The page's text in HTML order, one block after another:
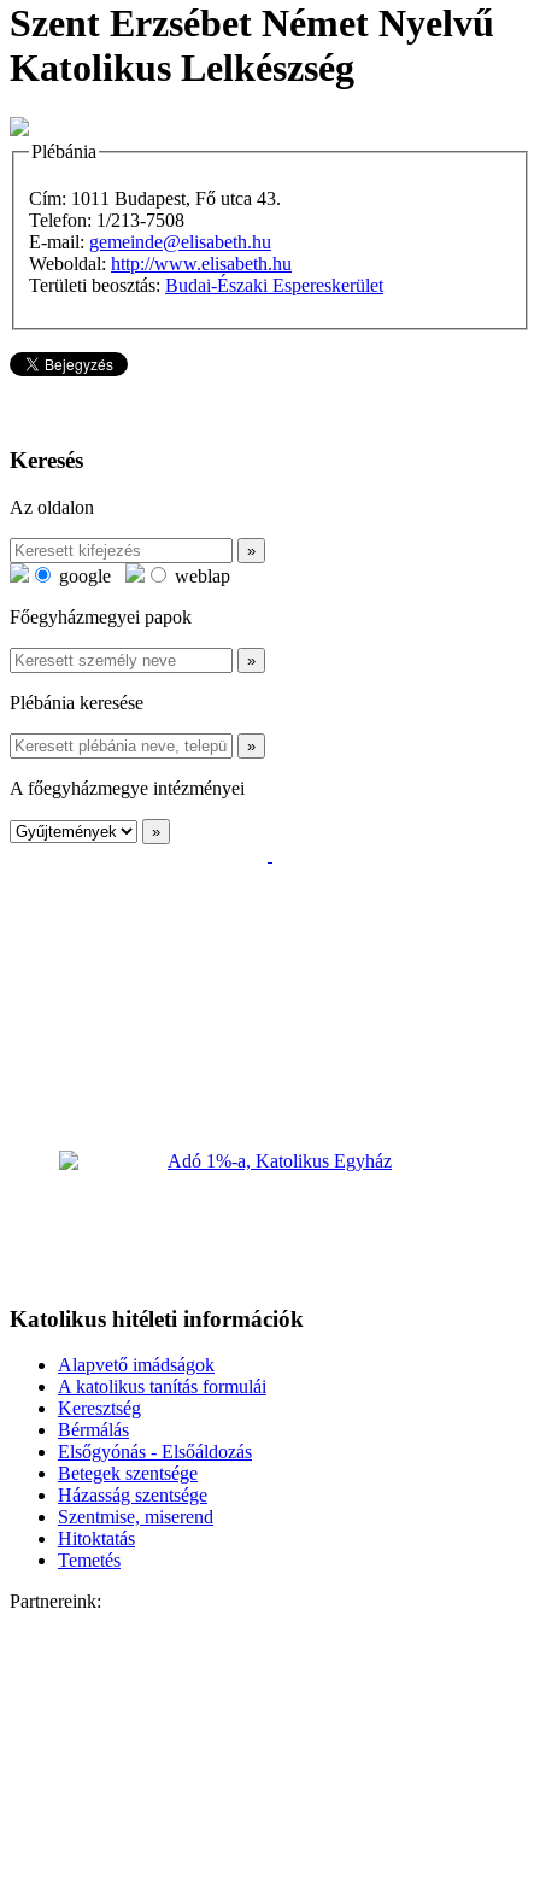
Szent Erzsébet Német Nyelvű
Katolikus Lelkészség
Plébánia
Cím: 1011 Budapest, Fő utca 43.
Telefon: 1/213-7508
E-mail: gemeinde@elisabeth.hu
Weboldal: http://www.elisabeth.hu
Területi beosztás: Budai-Északi Espereskerület
Keresés
Az oldalon
google
weblap
Főegyházmegyei papok
Plébánia keresése
A főegyházmegye intézményei
Katolikus hitéleti információk
Alapvető imádságok
A katolikus tanítás formulái
Keresztség
Bérmálás
Elsőgyónás - Elsőáldozás
Betegek szentsége
Házasság szentsége
Szentmise, miserend
Hitoktatás
Temetés
Partnereink: